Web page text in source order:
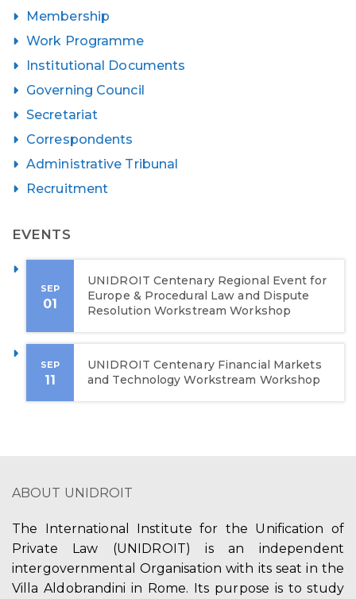
Membership
Work Programme
Institutional Documents
Governing Council
Secretariat
Correspondents
Administrative Tribunal
Recruitment
EVENTS
SEP
01
UNIDROIT Centenary Regional Event for
Europe & Procedural Law and Dispute
Resolution Workstream Workshop
SEP
11
UNIDROIT Centenary Financial Markets
and Technology Workstream Workshop
ABOUT UNIDROIT
The International Institute for the Unification of
Private Law (UNIDROIT) is an independent
intergovernmental Organisation with its seat in the
Villa Aldobrandini in Rome. Its purpose is to study